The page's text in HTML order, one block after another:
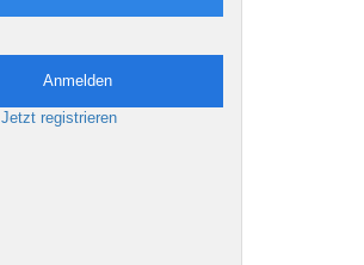
Anmelden
Jetzt registrieren